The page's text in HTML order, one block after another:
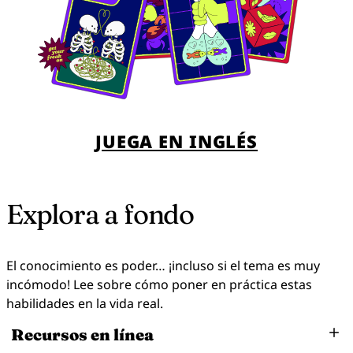
mis amigos sobre nosotros/as?
Sí, ¡quiero que todo el mundo lo sepa!
No te veo muy emocionado/a.
Pensé que estabas feliz con cómo estaban
siguiente nivel.
Es que no entiendo por qué lo mencionas
ahora. Estamos bien y nos la estamos
complicar las cosas.
JUEGA EN INGLÉS
Explora a fondo
El conocimiento es poder… ¡incluso si el tema es muy
incómodo! Lee sobre cómo poner en práctica estas
habilidades en la vida real.
Recursos en línea